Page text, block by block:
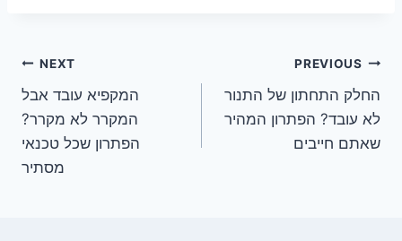
ניווט
PREVIOUS
החלק התחתון של התנור
לא עובד? הפתרון המהיר
שאתם חייבים
NEXT
המקפיא עובד אבל
המקרר לא מקרר?
הפתרון שכל טכנאי
מסתיר